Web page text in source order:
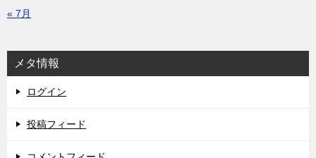
« 7月
メタ情報
ログイン
投稿フィード